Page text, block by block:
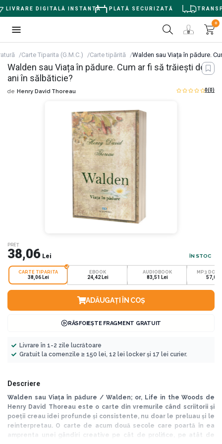
LIVRARE DIGITALĂ INSTANTĂ PLATĂ SECURIZATĂ
0
Carte Tiparita (G.M.C.) Carte tipărită Walden sau Viața în pădure.
Walden sau Viața în pădure. Cum ar fi să trăiești doi
ani în sălbăticie?
de Henry David Thoreau 0(0)
PREȚ
38,06 Lei ÎN STOC
CARTE TIPARITA
38,06 Lei
EBOOK
24,42 Lei
AUDIOBOOK
83,51 Lei
MP3
57,00
ADĂUGAȚI ÎN COȘ
RĂSFOIEȘTE FRAGMENT GRATUIT
Livrare în 1-2 zile lucrătoare
Gratuit la comenzile ≥ 150 lei, 12 lei locker și 17 lei curier.
Descriere
Walden sau Viața în pădure / Walden; or, Life in the Woods de
Henry David Thoreau este o carte din vremurile când scriitorii și
poeții creau idei profunde și consistente, nu doar le preluau și le
reinterpretau. O carte de acum două secole care poartă în ea
amprenta unei gândiri creative pe cât de prolifice, pe atât de